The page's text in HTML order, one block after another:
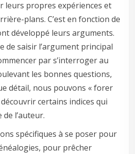
leurs propres expériences et
plans. C’est en fonction de
développé leurs arguments.
de saisir l’argument principal
par s’interroger au
les bonnes questions,
détail, nous pouvons « forer
certains indices qui
l’auteur.
spécifiques à se poser pour
pour prêcher